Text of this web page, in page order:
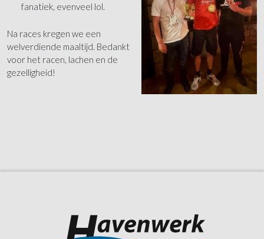
fanatiek, evenveel lol.
Na races kregen we een
welverdiende maaltijd. Bedankt
voor het racen, lachen en de
gezelligheid!